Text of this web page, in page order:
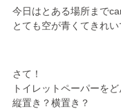
今日はとある場所まで
とても空が青くてきれい
さて！
トイレットペーパーを
縦置き？横置き？